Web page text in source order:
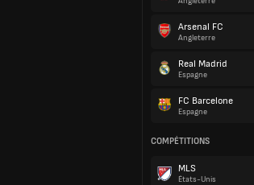
Arsenal FC
Angleterre
Real Madrid
Espagne
FC Barcelone
Espagne
COMPÉTITIONS
MLS
États-Unis